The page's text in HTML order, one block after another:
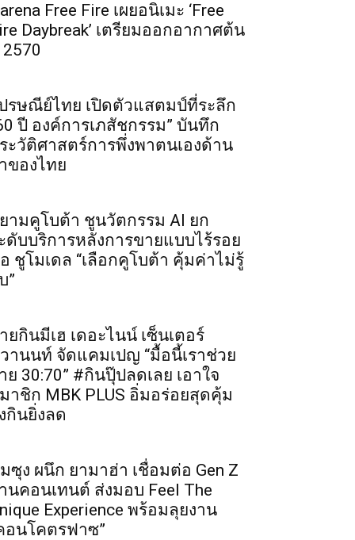
Free Fire เผยอนิเมะ ‘Free
Daybreak’ เตรียมออกอากาศต้น
รษณีย์ไทย เปิดตัวแสตมป์ที่ระลึก
ปี องค์การเภสัชกรรม” บันทึก
ะวัติศาสตร์การพึ่งพาตนเองด้าน
ของไทย
ามคูโบต้า ชูนวัตกรรม AI ยก
ดับบริการหลังการขายแบบไร้รอย
ชูโมเดล “เลือกคูโบต้า คุ้มค่าไม่รู้
”
ยกินมีเฮ เดอะไนน์ เซ็นเตอร์
านนท์ จัดแคมเปญ “มื้อนี้เราช่วย
ย 30:70” #กินปุ๊ปลดเลย เอาใจ
าชิก MBK PLUS อิ่มอร่อยสุดคุ้ม
กินยิ่งลด
ซุง ผนึก ยามาฮ่า เชื่อมต่อ Gen Z
นคอนเทนต์ ส่งมอบ Feel The
Experience พร้อมลุยงาน
อนโคตรฟาซ”